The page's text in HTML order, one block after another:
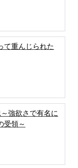
て重んじられた
強欲さで有名に
受領～